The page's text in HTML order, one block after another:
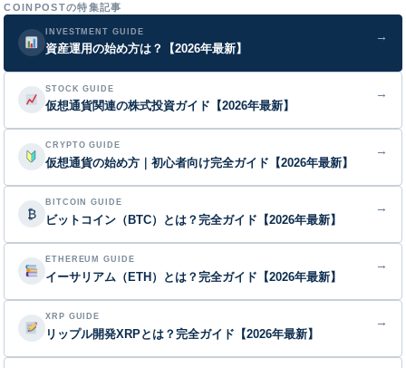
COINPOSTの特集記事
INVESTMENT GUIDE
資産運用の始め方は？【2026年最新】
→
STOCK GUIDE
仮想通貨関連の株式投資ガイド【2026年最新】
→
CRYPTO GUIDE
仮想通貨の始め方｜初心者向け完全ガイド【2026年最新】
→
₿
BITCOIN GUIDE
ビットコイン（BTC）とは？完全ガイド【2026年最新】
→
ETHEREUM GUIDE
イーサリアム（ETH）とは？完全ガイド【2026年最新】
→
XRP GUIDE
リップル開発XRPとは？完全ガイド【2026年最新】
→